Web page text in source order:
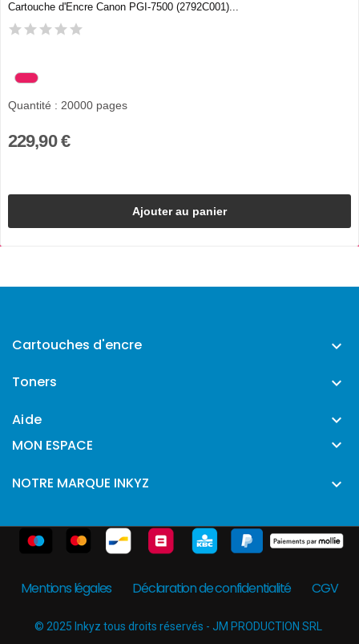
Cartouche d'Encre Canon PGI-7500 (2792C001)...
Quantité : 20000 pages
229,90 €
Ajouter au panier
Cartouches d'encre 
Toners 
Aide 
MON ESPACE 
NOTRE MARQUE INKYZ 
Mentions légales Déclaration de confidentialité CGV
© 2025 Inkyz tous droits réservés - JM PRODUCTION SRL